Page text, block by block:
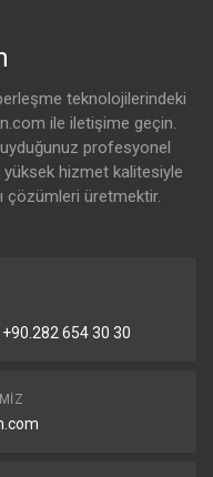
104°F)
teknolojilerindeki
ile iletişime geçin.
profesyonel
yüksek hizmet kalitesiyle
çözümleri üretmektir.
654 30 30